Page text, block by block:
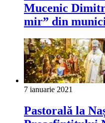
Mucenic
mir” din
7 ianuarie 2021
Pastorală la